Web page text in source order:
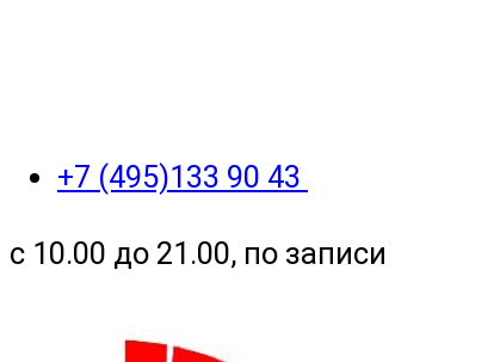
+7 (495)133 90 43
с 10.00 до 21.00, по записи